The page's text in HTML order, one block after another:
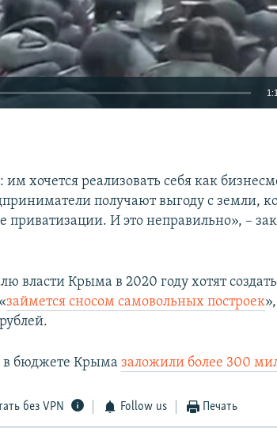
хочется реализовать себя как
получают выгоду с земли,
приватизации. И это неправильно», –
власти Крыма в 2020 году хотят
займется сносом самовольных построек
в бюджете Крымазаложили более 300
без VPN Follow us Печать